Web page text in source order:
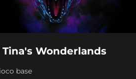
Tina's Wonderlands
base